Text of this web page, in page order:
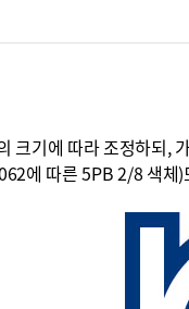
크기에 따라 조정하되,
에 따른 5PB 2/8 색